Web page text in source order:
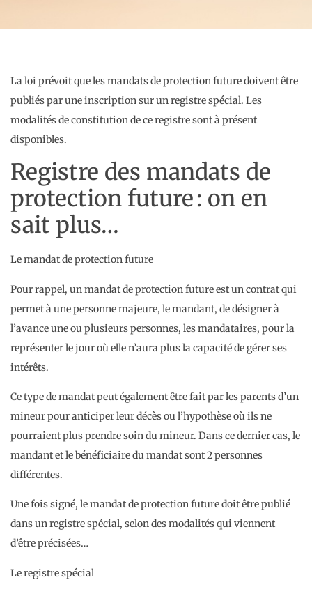
La loi prévoit que les mandats de protection future doivent être
publiés par une inscription sur un registre spécial. Les
modalités de constitution de ce registre sont à présent
disponibles.
Registre des mandats de
protection future : on en
sait plus…
Le mandat de protection future
Pour rappel, un mandat de protection future est un contrat qui
permet à une personne majeure, le mandant, de désigner à
l’avance une ou plusieurs personnes, les mandataires, pour la
représenter le jour où elle n’aura plus la capacité de gérer ses
intérêts.
Ce type de mandat peut également être fait par les parents d’un
mineur pour anticiper leur décès ou l’hypothèse où ils ne
pourraient plus prendre soin du mineur. Dans ce dernier cas, le
mandant et le bénéficiaire du mandat sont 2 personnes
différentes.
Une fois signé, le mandat de protection future doit être publié
dans un registre spécial, selon des modalités qui viennent
d’être précisées…
Le registre spécial